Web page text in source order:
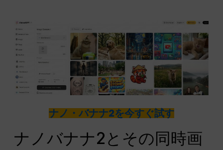
ナノ・バナナ2を今すぐ試す
ナノバナナ2とその同時画